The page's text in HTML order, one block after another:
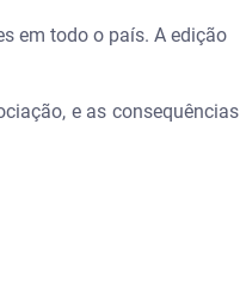
em todo o país. A edição
e as consequências